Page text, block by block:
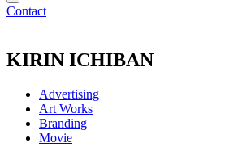
Contact
KIRIN ICHIBAN
Advertising
Art Works
Branding
Movie